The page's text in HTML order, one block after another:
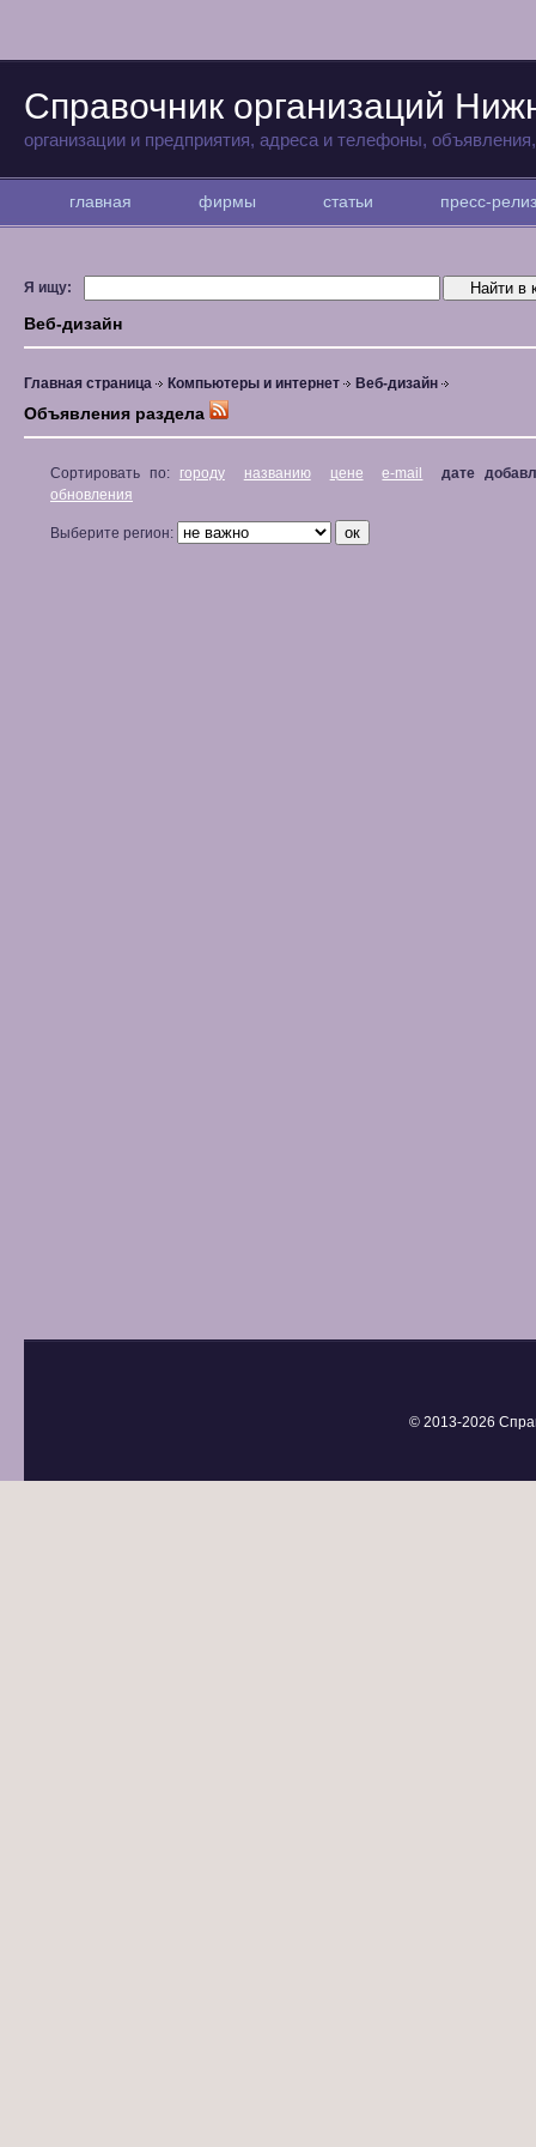
Справочник организаций
организации и предприятия, адреса и телефоны,
главная фирмы статьи пресс-
Я ищу:
Веб-дизайн
Главная страница Компьютеры и интернет Веб-дизайн
Объявления раздела
Сортировать по: городу названию цене e-mail
дате
обновления
Выберите регион:
© 2013-2026